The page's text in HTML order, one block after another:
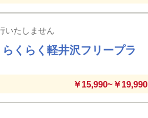
いたしません
くらく軽井沢フリープラ
￥15,990~￥19,990